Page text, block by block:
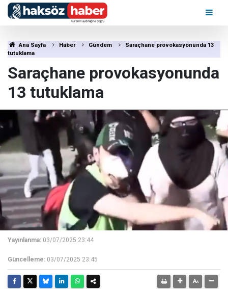
Ana Sayfa Haber Gündem
Saraçhane provokasyonunda 13
tutuklama
Saraçhane provokasyonunda
13 tutuklama
Yayınlanma: 03/07/2025 23:44
Güncelleme: 03/07/2025 23:45